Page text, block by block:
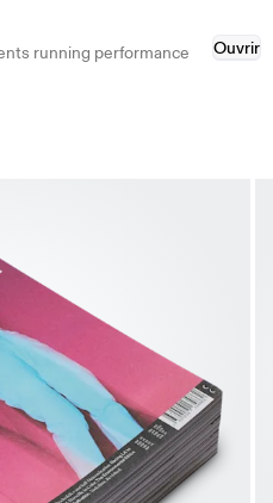
running performance
Ouvrir